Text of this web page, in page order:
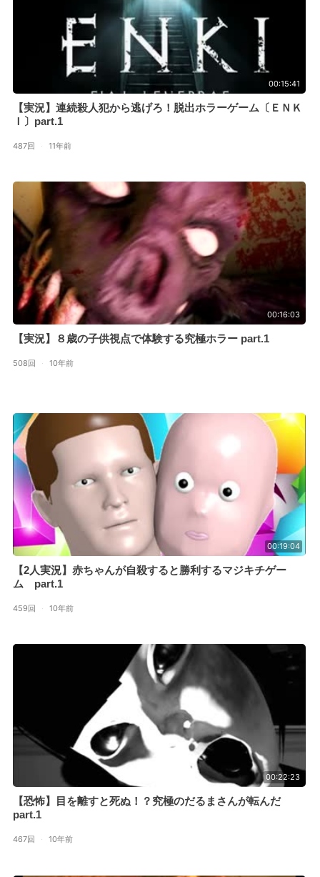
00:15:41
【実況】連続殺人犯から逃げろ！脱出ホラーゲーム〔ＥＮＫ
Ｉ〕part.1
487回 · 11年前
00:16:03
【実況】８歳の子供視点で体験する究極ホラー part.1
508回 · 10年前
00:19:04
【2人実況】赤ちゃんが自殺すると勝利するマジキチゲー
ム part.1
459回 · 10年前
00:22:23
【恐怖】目を離すと死ぬ！？究極のだるまさんが転んだ
part.1
467回 · 10年前